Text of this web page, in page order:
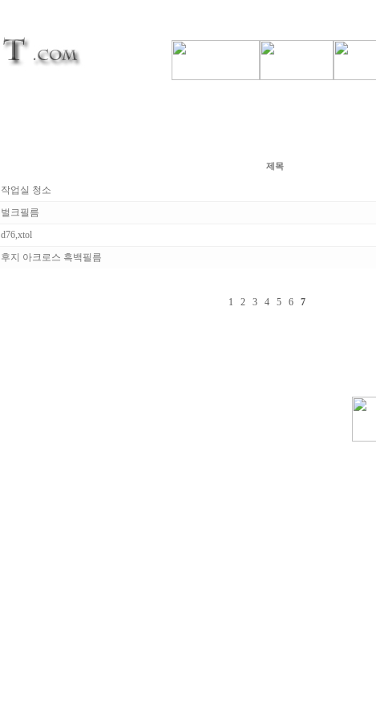
제목
작업실 청소
벌크필름
d76,xtol
후지 아크로스 흑백필름
1 2 3 4 5 6 7